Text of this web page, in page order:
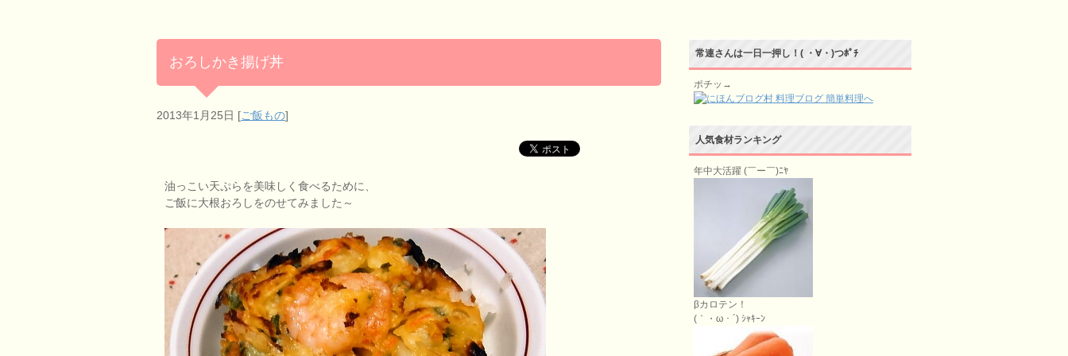
おろしかき揚げ丼
2013年1月25日 [ご飯もの]
油っこい天ぷらを美味しく食べるために、
ご飯に大根おろしをのせてみました～
常連さんは一日一押し！( ・∀・)つﾎﾟﾁ
ポチッ→
人気食材ランキング
年中大活躍 (￣ー￣)ﾆﾔ
βカロテン！
(｀・ω・´) ｼｬｷｰﾝ